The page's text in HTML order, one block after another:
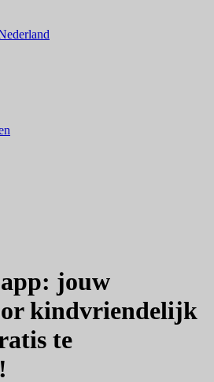
jouw
kindvriendelijk
te